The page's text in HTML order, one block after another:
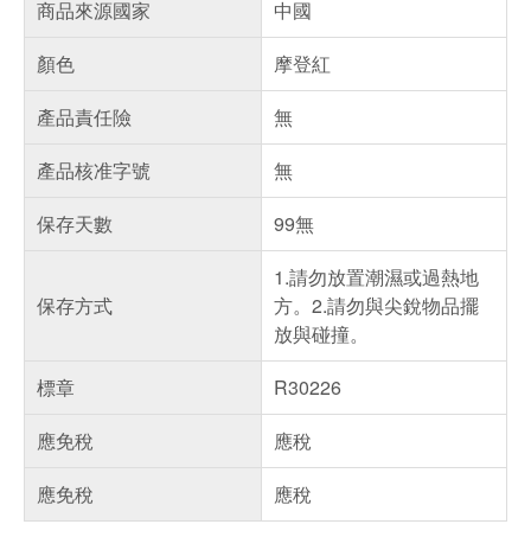
商品來源國家
中國
顏色
摩登紅
產品責任險
無
產品核准字號
無
保存天數
99無
保存方式
1.請勿放置潮濕或過熱地
方。2.請勿與尖銳物品擺
放與碰撞。
標章
R30226
應免稅
應稅
應免稅
應稅